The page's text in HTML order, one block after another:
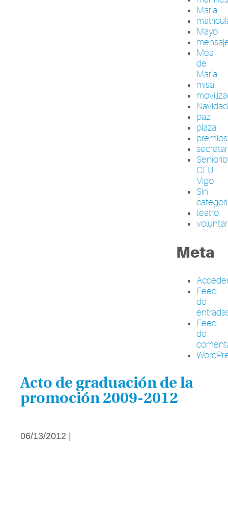
María
Mayo
Mes
de
María
misa
Navidad
paz
plaza
premios
CEU
Vigo
Sin
teatro
Meta
Feed
de
Feed
de
Acto de graduación de la
promoción 2009-2012
06/13/2012 |